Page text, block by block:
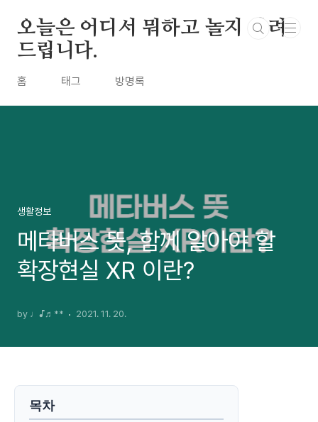
오늘은 어디서 뭐하고 놀지 알려
드립니다.
홈 태그 방명록
생활정보
메타버스 뜻, 함께 알아야 할
확장현실 XR 이란?
by ♩♪♬** 2021. 11. 20.
목차